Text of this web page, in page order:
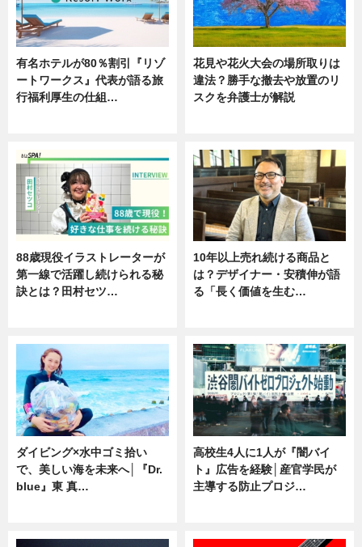
有名ホテルが80％割引『リゾ
ートワークス』代表が語る旅
行福利厚生の仕組…
花見や花火大会の場所取りは
違法？勝手な撤去や放置のリ
スクを弁護士が解説
88歳現役イラストレーターが
第一線で活躍し続けられる秘
訣とは？田村セツ…
10年以上売れ続ける商品と
は？デザイナー・安積伸が語
る「長く価値を生む…
ダイビング×水中ゴミ拾い
で、美しい海を未来へ│『Dr.
blue』東 真…
高校生4人に1人が『闇バイ
ト』広告を経験│産官学民が
主導する防止プロジ…